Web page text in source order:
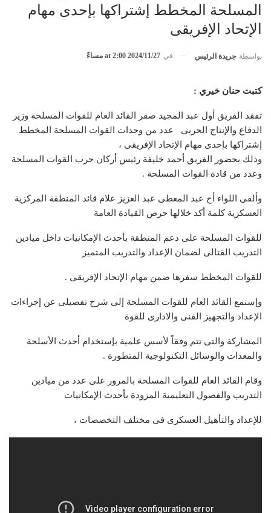
المسلحة المخطط إشتراكها بإحدى مهام
الإتحاد الإفريقى
بواسطة جريدة الرئيس في 2024/11/27 at 2:00 مساءً
­­­­­­­كتبت حنان خيري :
تفقد الفريق أول عبد المجيد صقر القائد العام للقوات المسلحة وزير
الدفاع والإنتاج الحربى عدد من وحدات القوات المسلحة المخطط
إشتراكها بإحدى مهام الإتحاد الإفريقى ،
وذلك بحضور الفريق أحمد خليفة رئيس أركان حرب القوات المسلحة
وعدد من قادة القوات المسلحة .
وألقى اللواء أح عبد المعطى عبد العزيز علام قائد المنطقة المركزية
العسكرية كلمة أكد خلالها حرص القيادة العامة
للقوات المسلحة على دعم المنطقة بأحدث الإمكانيات داخل ميادين
التدريب القتالى لضمان الإعداد والتدريب المتميز
للقوات المخطط سفرها ضمن مهام الإتحاد الإفريقى .
وإستمع القائد العام للقوات المسلحة إلى شرح تفصيلى عن إجراءات
الإعداد والتجهيز الفنى والادارى للقوة
المشاركة والتى تتم وفقاً لأسس علمية بإستخدام أحدث الأسلحة
والمعدات والوسائل التكنولوجية المتطورة .
وقام القائد العام للقوات المسلحة بالمرور على عدد من ميادين
التدريب والفصول التعليمية المزودة بأحدث الإمكانيات
للإعداد والتأهيل العسكرى فى مختلف التخصصات ،